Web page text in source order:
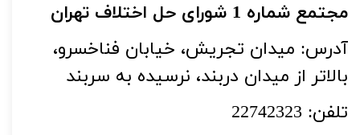
مجتمع شماره 1
شورای حل اختلاف تهران
آدرس: میدان تجریش، خیابان فناخسرو،
بالاتر از میدان دربند، نرسیده به سربند
تلفن: 22742323